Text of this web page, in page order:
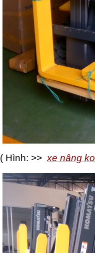
( Hình: >>xe nâng